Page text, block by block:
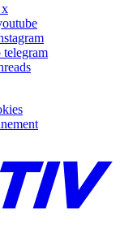
x
telegram